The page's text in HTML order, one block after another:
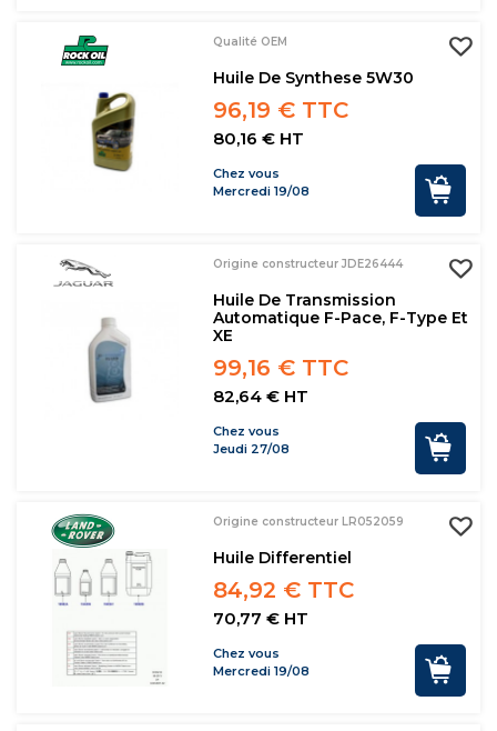
Qualité OEM
Huile De Synthese 5W30
96,19 € TTC
80,16 € HT
Chez vous
Mercredi 19/08
Origine constructeur JDE26444
Huile De Transmission
Automatique F-Pace, F-Type Et
XE
99,16 € TTC
82,64 € HT
Chez vous
Jeudi 27/08
Origine constructeur LR052059
Huile Differentiel
84,92 € TTC
70,77 € HT
Chez vous
Mercredi 19/08